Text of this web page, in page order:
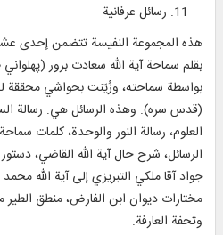
رسائل عرفانية
هذه المجموعة النفيسة تتضمن إحدى
بقلم سماحة آية الله سعادت برور
بواسطة سماحته، وزُيّنت بحواشي محققة له
(قدس سره). وهذه الرسائل هي: رسالة
العلوم، رسالة النور والوحدة، كلمات
الرسائل، شرح حال آية الله القاضي،
جواد آقا ملكي التبريزي إلى آية الله
مختارات ديوان ابن الفارض، منطق
وتحفة العارفة.